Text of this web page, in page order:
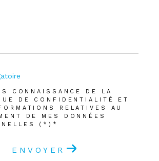
CONNAISSANCE DE LA
DE CONFIDENTIALITÉ ET
RELATIVES AU
DE MES DONNÉES
(*)*
ENVOYER